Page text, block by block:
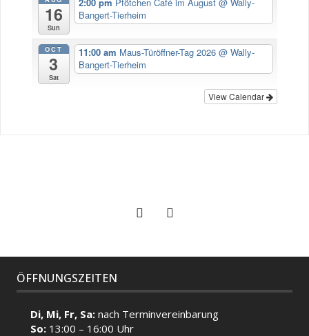
16
Sun
Bangert-Tierheim
OCT
3
Sat
11:00 am Maus-Türöffner-Tag 2026@ Wally-
Bangert-Tierheim
View Calendar
ÖFFNUNGSZEITEN
Di, Mi, Fr, Sa:nach Terminvereinbarung
So: 13:00 – 16:00 Uhr